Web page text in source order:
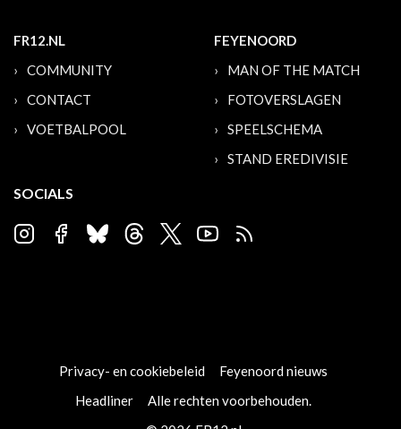
FR12.NL
COMMUNITY
CONTACT
VOETBALPOOL
FEYENOORD
MAN OF THE MATCH
FOTOVERSLAGEN
SPEELSCHEMA
STAND EREDIVISIE
SOCIALS
Privacy- en cookiebeleid
Feyenoord nieuws
Headliner
Alle rechten voorbehouden.